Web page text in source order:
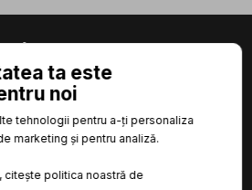
ta este
noi
tehnologii pentru a-ți personaliza
marketing și pentru analiză.
citește politica noastră de